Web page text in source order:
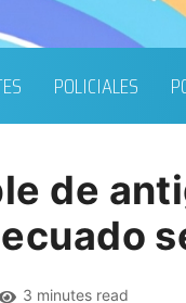
POLICIALES
de
3 minutes read